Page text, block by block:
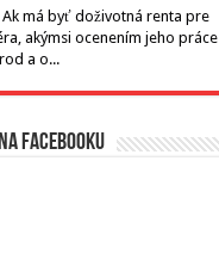
Ak má byť doživotná renta pre
akýmsi ocenením jeho práce
a o...
Facebooku